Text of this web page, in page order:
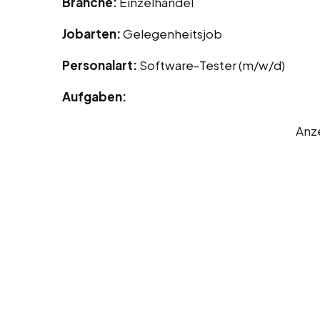
Jobarten:Gelegenheitsjob
Personalart: Software-Tester (m/w/d)
Aufgaben: